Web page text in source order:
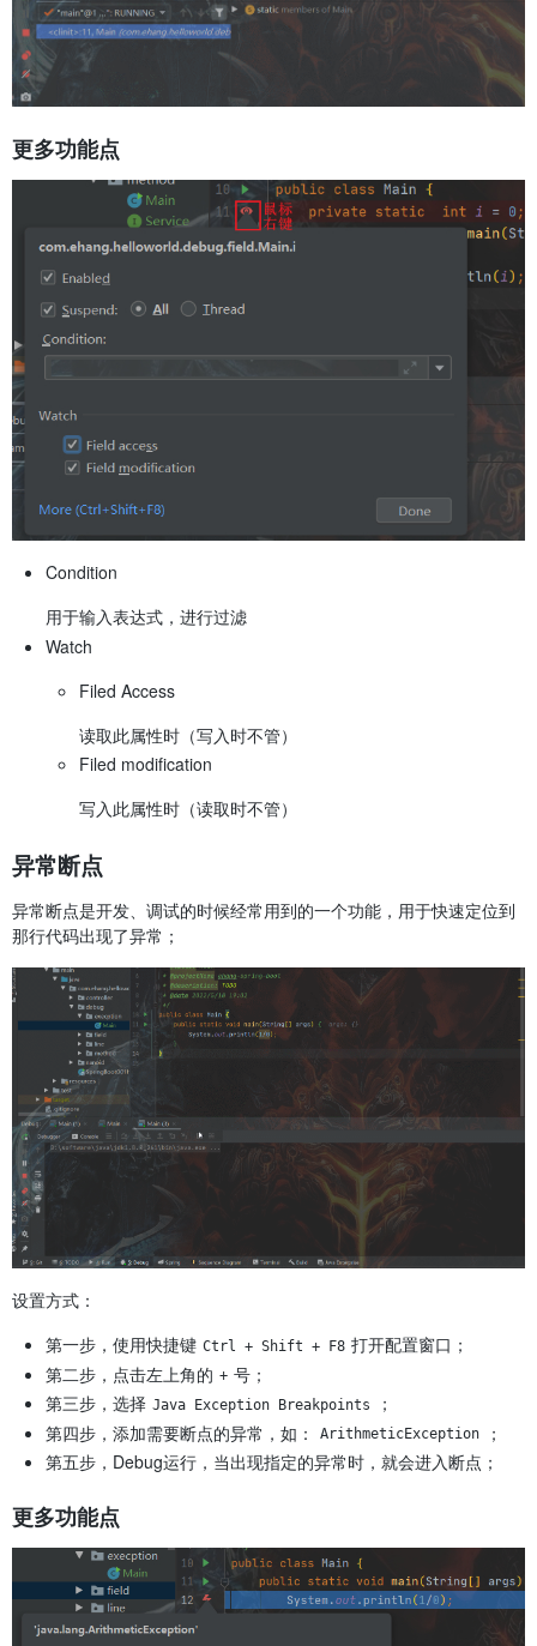
更多功能点
Condition
用于输入表达式，进行过滤
Watch
Filed Access
读取此属性时（写入时不管）
Filed modification
写入此属性时（读取时不管）
异常断点
异常断点是开发、调试的时候经常用到的一个功能，用于快速定位到
那行代码出现了异常；
设置方式：
第一步，使用快捷键 Ctrl + Shift + F8 打开配置窗口；
第二步，点击左上角的 + 号；
第三步，选择 Java Exception Breakpoints
；
第四步，添加需要断点的异常，如：
ArithmeticException
；
第五步，Debug运行，当出现指定的异常时，就会进入断点；
更多功能点